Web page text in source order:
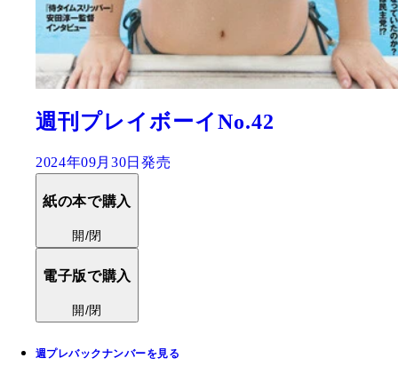
週刊プレイボーイNo.42
2024年09月30日発売
紙の本で購入
開/閉
電子版で購入
開/閉
週プレバックナンバーを見る